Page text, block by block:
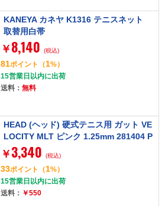
KANEYA カネヤ K1316 テニスネット
取替用白帯
￥ 8,140 (税込)
81ポイント （1%）
15営業日以内に出荷
送料： 無料
HEAD (ヘッド) 硬式テニス用 ガット VE
LOCITY MLT ピンク 1.25mm 281404 P
K
￥ 3,340 (税込)
33ポイント （1%）
15営業日以内に出荷
送料： ￥550